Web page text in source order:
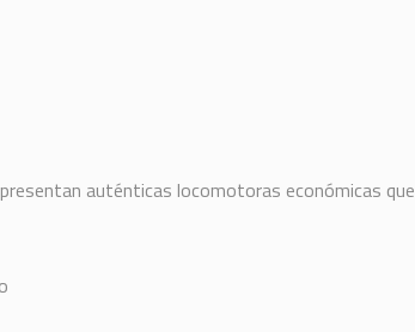
auténticas locomotoras económicas que